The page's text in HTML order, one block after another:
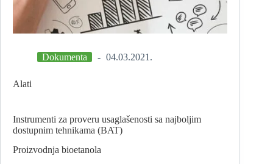
Dokumenta 04.03.2021.
Alati
Instrumenti za proveru usaglašenosti sa najboljim
dostupnim tehnikama (BAT)
Proizvodnja bioetanola